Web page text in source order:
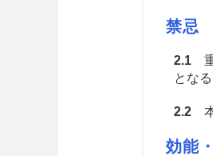
禁忌
2.1重
とな
2.2本
効能